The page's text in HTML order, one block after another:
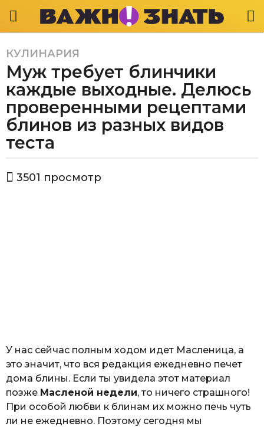
5
л
т
a
g
o
е
КУЛИНАРИЯ
Муж требует блинчики
каждые выходные. Делюсь
проверенными рецептами
блинов из разных видов
теста
в
3501 просмотр
У нас сейчас полным ходом идет Масленица, а
это значит, что вся редакция ежедневно печет
дома блины. Если ты увидела этот материал
позже Масленой недели, то ничего страшного!
При особой любви к блинам их можно печь чуть
ли не ежедневно. Поэтому сегодня мы